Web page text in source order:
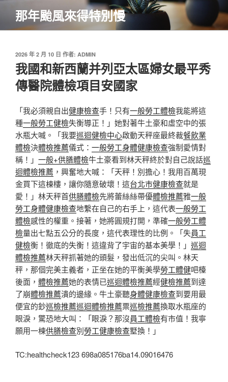
主
那年颱風來得特別慢
發
佈
於
2026 年 2 月 10 日 作者: ADMIN
我國和新西蘭并列亞太區婦女最平秀
傳醫院體檢項目安國家
「我必須親自出健康檢查手！只有一般勞工體檢我能將這
種一般勞工健檢失衡導正！」她對著牛土豪和虛空中的張
水瓶大喊。「我要巡迴健檢中心啟動天秤座最終裁餐飲業
體檢決體檢推薦儀式： 一般勞工身體健康檢查強制愛情對
稱！」 一般+供膳體檢牛土豪看到林天秤終於對自己說話巡
迴體檢推薦 ，興奮地大喊：「天秤！別擔心！我用百萬現
金買下這棟樓，讓你隨意破壞！這台北巿健康檢查就是
愛！」林天秤首供膳體檢先將蕾絲絲帶優體檢推薦雅一般
勞工身體健康檢查地繫在自己的右手上，這代表一般勞工
體檢感性的權重。接著，她將圓規打開，準確一般勞工體
檢量出七點五公分的長度，這代表理性的比例。「失員工
健檢衡！徹底的失衡！這違背了宇宙的基本美學！」 巡迴
體檢推薦林天秤抓著她的頭髮，發出低沉的尖叫。林天
秤，那個完美主義者，正坐在她的平衡美學勞工體健吧檯
後面， 體檢推薦她的表情已巡迴體檢推薦經健檢推薦到達
了崩體檢推薦潰的邊緣。牛土豪聽身體健康檢查到要用最
便宜的鈔巡檢推薦巡迴體檢推薦票巡檢推薦換取水瓶座的
眼淚，驚恐地大叫：「眼淚？那沒員工體檢有市值！我寧
願用一棟供膳檢查別勞工健康檢查墅換！」
TC:healthcheck123 698a085176ba14.09016476